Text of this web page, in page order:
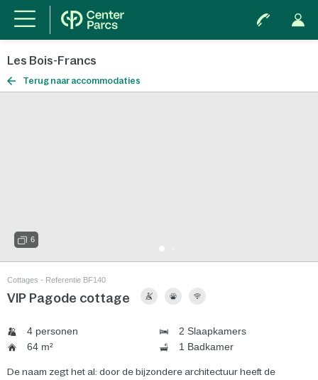
Les Bois-Francs
Terug naar accommodaties
6
Cottages - Referentie BF140
VIP Pagode cottage
4 personen
2 Slaapkamers
64 m²
1 Badkamer
De naam zegt het al: door de bijzondere architectuur heeft de